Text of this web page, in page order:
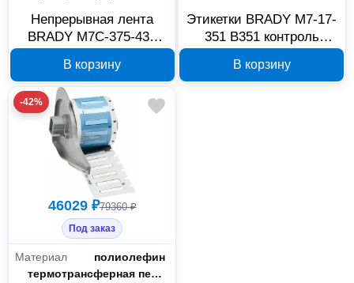
Непрерывная лента
BRADY M7C-375-430
9,525×15,24 м
В корзину
Этикетки BRADY M7-17-
351 B351 контроль
В корзину
-42%
46029 ₽79360 ₽
Под заказ
Материал
полиолефин
Способ печати
термотрансферная печать